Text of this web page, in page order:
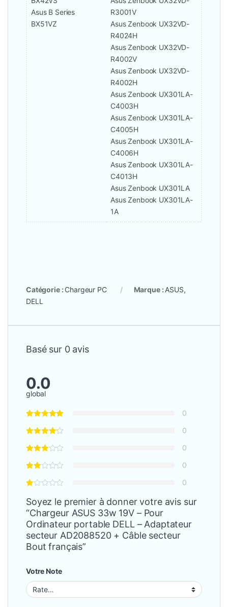
Asus B Series
BX51VZ
R3001V
Asus Zenbook UX32VD-
R4024H
Asus Zenbook UX32VD-
R4002V
Asus Zenbook UX32VD-
R4002H
Asus Zenbook UX301LA-
C4003H
Asus Zenbook UX301LA-
C4005H
Asus Zenbook UX301LA-
C4006H
Asus Zenbook UX301LA-
C4013H
Asus Zenbook UX301LA
Asus Zenbook UX301LA-
1A
Catégorie : Chargeur PC Marque : ASUS,
DELL
Basé sur 0 avis
0.0
global
0
0
0
0
0
Soyez le premier à donner votre avis sur
“Chargeur ASUS 33w 19V – Pour
Ordinateur portable DELL – Adaptateur
secteur AD2088520 + Câble secteur
Bout français”
Votre Note